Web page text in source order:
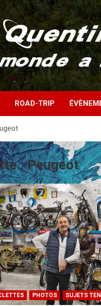
– Le
du monde en vieille
ROAD-TRIP
:Peugeot
PHOTOS SUJETS